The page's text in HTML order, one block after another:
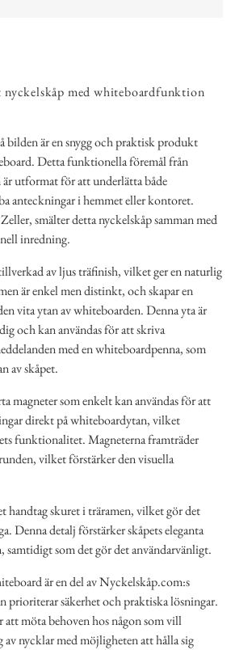
nyckelskåp med whiteboardfunktion
bilden är en snygg och praktisk produkt
Detta funktionella föremål från
utformat för att underlätta både
anteckningar i hemmet eller kontoret.
smälter detta nyckelskåp samman med
inredning.
av ljus träfinish, vilket ger en naturlig
är enkel men distinkt, och skapar en
vita ytan av whiteboarden. Denna yta är
och kan användas för att skriva
med en whiteboardpenna, som
av skåpet.
magneter som enkelt kan användas för att
direkt på whiteboardytan, vilket
funktionalitet. Magneterna framträder
vilket förstärker den visuella
handtag skuret i träramen, vilket gör det
Denna detalj förstärker skåpets eleganta
samtidigt som det gör det användarvänligt.
är en del av Nyckelskåp.com:s
prioriterar säkerhet och praktiska lösningar.
att möta behoven hos någon som vill
nycklar med möjligheten att hålla sig